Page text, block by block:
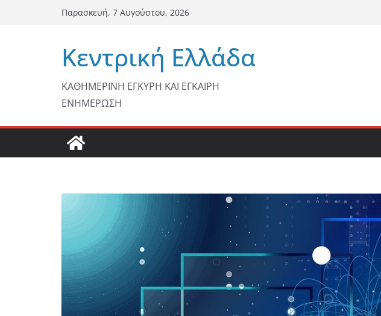
Παρασκευή, 7 Αυγούστου, 2026
Κεντρική Ελλάδα
ΚΑΘΗΜΕΡΙΝΗ ΕΓΚΥΡΗ ΚΑΙ ΕΓΚΑΙΡΗ
ΕΝΗΜΕΡΩΣΗ